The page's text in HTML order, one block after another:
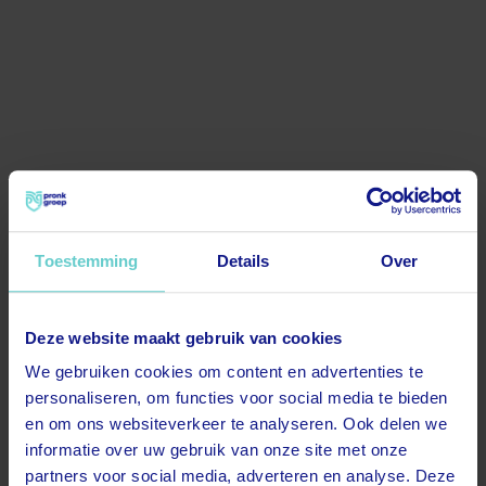
Toestemming Details Over
Deze website maakt gebruik van cookies
We gebruiken cookies om content en advertenties te
personaliseren, om functies voor social media te bieden
en om ons websiteverkeer te analyseren. Ook delen we
informatie over uw gebruik van onze site met onze
partners voor social media, adverteren en analyse. Deze
500